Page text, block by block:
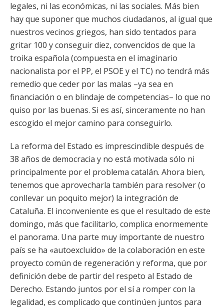
legales, ni las económicas, ni las sociales. Más bien
hay que suponer que muchos ciudadanos, al igual que
nuestros vecinos griegos, han sido tentados para
gritar 100 y conseguir diez, convencidos de que la
troika española (compuesta en el imaginario
nacionalista por el PP, el PSOE y el TC) no tendrá más
remedio que ceder por las malas –ya sea en
financiación o en blindaje de competencias– lo que no
quiso por las buenas. Si es así, sinceramente no han
escogido el mejor camino para conseguirlo.
La reforma del Estado es imprescindible después de
38 años de democracia y no está motivada sólo ni
principalmente por el problema catalán. Ahora bien,
tenemos que aprovecharla también para resolver (o
conllevar un poquito mejor) la integración de
Cataluña. El inconveniente es que el resultado de este
domingo, más que facilitarlo, complica enormemente
el panorama. Una parte muy importante de nuestro
país se ha «autoexcluido» de la colaboración en este
proyecto común de regeneración y reforma, que por
definición debe de partir del respeto al Estado de
Derecho. Estando juntos por el sí a romper con la
legalidad, es complicado que continúen juntos para